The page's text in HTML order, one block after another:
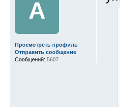
A
Просмотреть профиль
Отправить сообщение
Сообщений: 5607